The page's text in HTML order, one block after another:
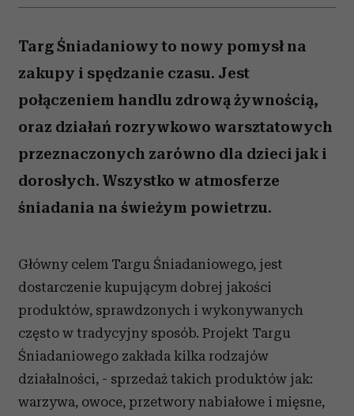
Targ Śniadaniowy to nowy pomysł na
zakupy i spędzanie czasu. Jest
połączeniem handlu zdrową żywnością,
oraz działań rozrywkowo warsztatowych
przeznaczonych zarówno dla dzieci jak i
dorosłych. Wszystko w atmosferze
śniadania na świeżym powietrzu.
Główny celem Targu Śniadaniowego, jest
dostarczenie kupującym dobrej jakości
produktów, sprawdzonych i wykonywanych
często w tradycyjny sposób. Projekt Targu
Śniadaniowego zakłada kilka rodzajów
działalności, - sprzedaż takich produktów jak:
warzywa, owoce, przetwory nabiałowe i mięsne,